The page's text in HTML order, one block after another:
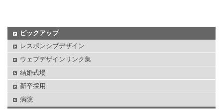
ピックアップ
レスポンシブデザイン
ウェブデザインリンク集
結婚式場
新卒採用
病院